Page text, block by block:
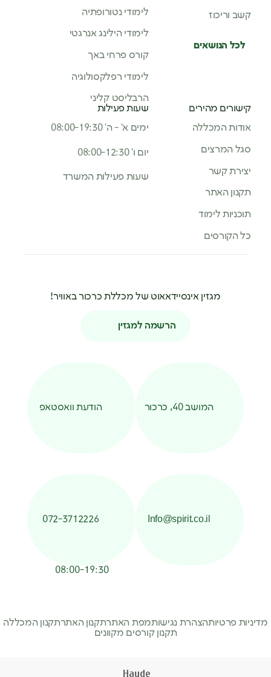
קשב וריכוז
לכל הנושאים
לימודי נטורופתיה
לימודי הילינג אנרגטי
קורס פרחי באך
לימודי רפלקסולוגיה
הרבליסט קליני
קישורים מהירים
אודות המכללה
סגל המרצים
יצירת קשר
תקנון האתר
תוכניות לימוד
כל הקורסים
שעות פעילות
ימים א’ - ה’ 08:00-19:30
יום ו’ 08:00-12:30
שעות פעילות המשרד
מגזין אינסיידאאוט של מכללת כרכור באוויר!
הרשמה למגזין
המושב 40, כרכור הודעת וואסטאפ
Info@spirit.co.il
072-3712226
08:00-19:30
מדיניות פרטיותהצהרת נגישותמפת האתרתקנון האתרתקנון המכללה
תקנון קורסים מקוונים
Hayde